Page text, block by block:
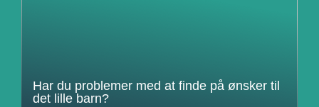
Har du problemer med at finde på ønsker til
det lille barn?